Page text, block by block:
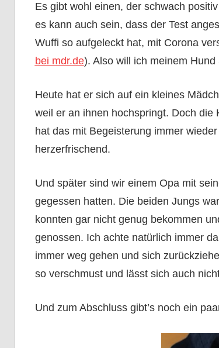
Es gibt wohl einen, der schwach
es kann auch sein, dass der Test
Wuffi so aufgeleckt hat, mit Corona
bei mdr.de). Also will ich meinem
Heute hat er sich auf ein kleines
weil er an ihnen hochspringt. Doch die
hat das mit Begeisterung immer
herzerfrischend.
Und später sind wir einem Opa mit
gegessen hatten. Die beiden Jungs
konnten gar nicht genug bekommen
genossen. Ich achte natürlich immer
immer weg gehen und sich
so verschmust und lässt sich auch
Und zum Abschluss gibt’s noch ein